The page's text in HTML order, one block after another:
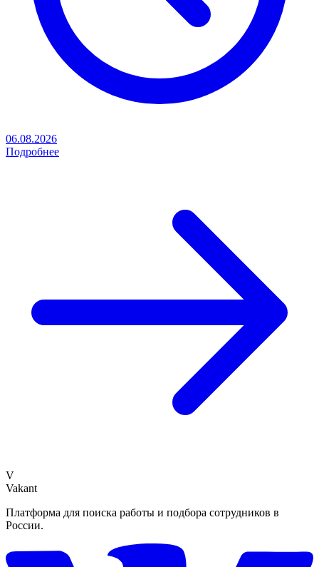
06.08.2026
Подробнее
V
Vakant
Платформа для поиска работы и подбора сотрудников в
России.